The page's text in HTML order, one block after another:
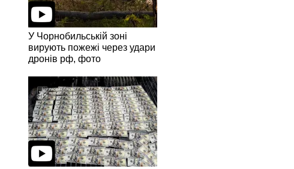
У Чорнобильській зоні
вирують пожежі через удари
дронів рф, фото